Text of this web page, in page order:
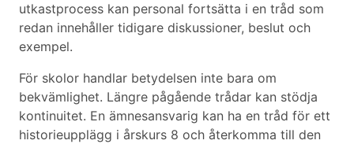
utkastprocess kan personal fortsätta i en tråd som
redan innehåller tidigare diskussioner, beslut och
exempel.
För skolor handlar betydelsen inte bara om
bekvämlighet. Längre pågående trådar kan stödja
kontinuitet. En ämnesansvarig kan ha en tråd för ett
historieupplägg i årskurs 8 och återkomma till den